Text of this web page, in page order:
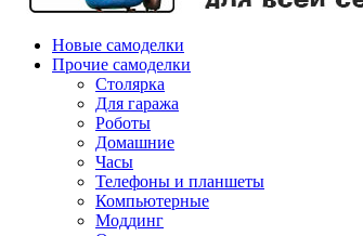
Новые самоделки
Прочие самоделки
Столярка
Для гаража
Роботы
Домашние
Часы
Телефоны и планшеты
Компьютерные
Моддинг